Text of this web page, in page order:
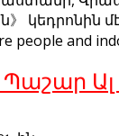
կեդրոնին